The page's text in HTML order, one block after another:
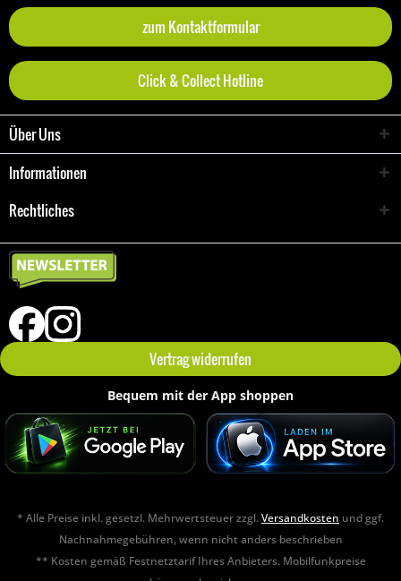
zum Kontaktformular
Click & Collect Hotline
Über Uns
Informationen
Rechtliches
Vertrag widerrufen
Bequem mit der App shoppen
* Alle Preise inkl. gesetzl. Mehrwertsteuer zzgl.Versandkosten und ggf.
Nachnahmegebühren, wenn nicht anders beschrieben
** Kosten gemäß Festnetztarif Ihres Anbieters. Mobilfunkpreise